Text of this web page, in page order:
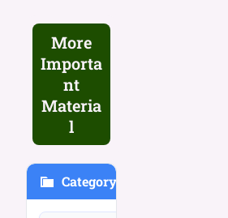
More
Importa
nt
Materia
l
Category